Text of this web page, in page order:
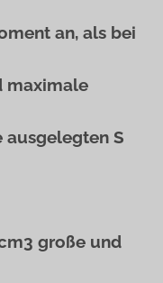
an, als bei
maximale
ausgelegten S
große und